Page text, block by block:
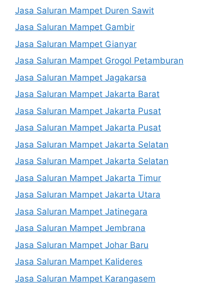
Jasa Saluran Mampet Duren Sawit
Jasa Saluran Mampet Gambir
Jasa Saluran Mampet Gianyar
Jasa Saluran Mampet Grogol Petamburan
Jasa Saluran Mampet Jagakarsa
Jasa Saluran Mampet Jakarta Barat
Jasa Saluran Mampet Jakarta Pusat
Jasa Saluran Mampet Jakarta Pusat
Jasa Saluran Mampet Jakarta Selatan
Jasa Saluran Mampet Jakarta Selatan
Jasa Saluran Mampet Jakarta Timur
Jasa Saluran Mampet Jakarta Utara
Jasa Saluran Mampet Jatinegara
Jasa Saluran Mampet Jembrana
Jasa Saluran Mampet Johar Baru
Jasa Saluran Mampet Kalideres
Jasa Saluran Mampet Karangasem